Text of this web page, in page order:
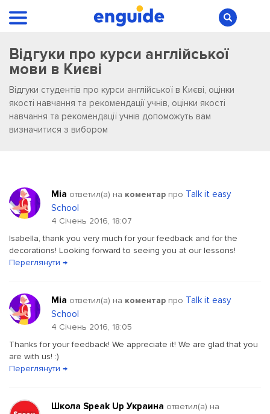
Відгуки про курси англійської
мови в Києві
Відгуки студентів про курси англійської в Києві, оцінки
якості навчання та рекомендації учнів, оцінки якості
навчання та рекомендації учнів допоможуть вам
визначитися з вибором
Mia ответил(a) на коментар про Talk it easy
School
4 Січень 2016, 18:07
Isabella, thank you very much for your feedback and for the
decorations! Looking forward to seeing you at our lessons!
Переглянути →
Mia ответил(a) на коментар про Talk it easy
School
4 Січень 2016, 18:05
Thanks for your feedback! We appreciate it! We are glad that you
are with us! :)
Переглянути →
Школа Speak Up Украина ответил(a) на